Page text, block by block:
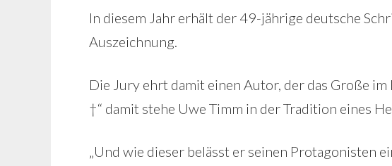
In diesem Jahr erhält der 49-jährige deutsche
Auszeichnung.
Die Jury ehrt damit einen Autor, der das Große
†“ damit stehe Uwe Timm in der Tradition eines
„Und wie dieser belässt er seinen Protagonisten